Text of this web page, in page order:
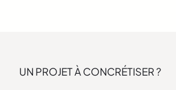
UN PROJET À CONCRÉTISER ?